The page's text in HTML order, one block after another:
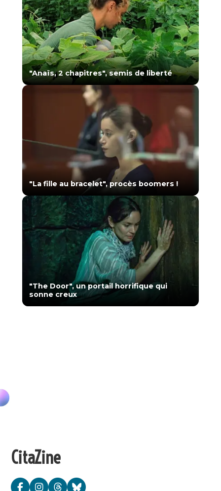
"Anaïs, 2 chapitres", semis de liberté
"La fille au bracelet", procès boomers !
"The Door", un portail horrifique qui
sonne creux
CitaZine